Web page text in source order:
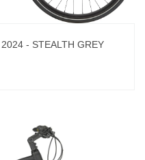
- STEALTH GREY